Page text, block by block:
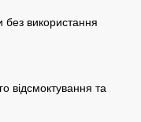
без використання
відсмоктування та